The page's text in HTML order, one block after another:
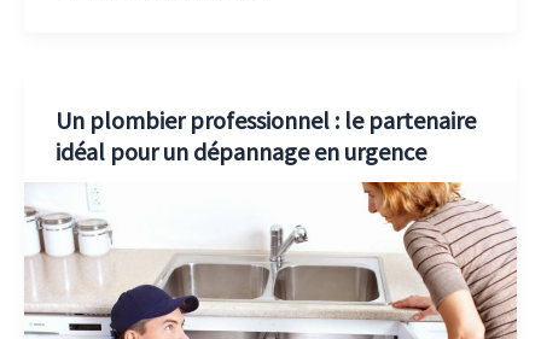
Un plombier professionnel : le partenaire
idéal pour un dépannage en urgence